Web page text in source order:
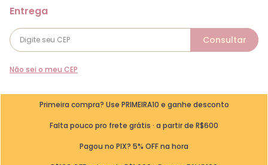
Não sei o meu CEP
Primeira compra? Use PRIMEIRA10 e ganhe desconto
Falta pouco pro frete grátis · a partir de R$600
Pagou no PIX? 5% OFF na hora